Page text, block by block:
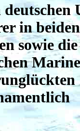
deutschen
in beiden
sowie